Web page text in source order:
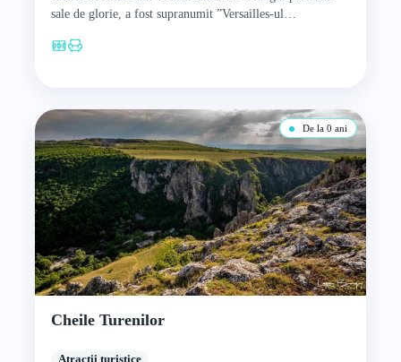
sale de glorie, a fost supranumit ”Versailles-ul
De la 0 ani
Cheile Turenilor
Atracții turistice